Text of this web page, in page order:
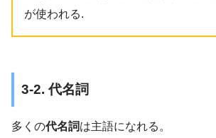
が使われる.
3-2. 代名詞
多くの代名詞は主語になれる。